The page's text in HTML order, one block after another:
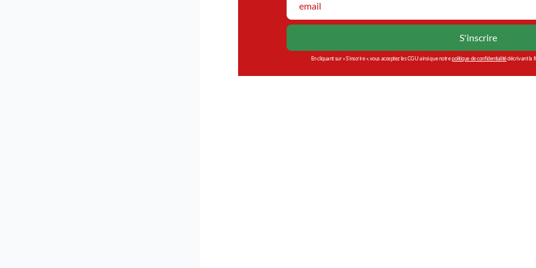
En cliquant sur « S’inscrire », vous acceptez les CGU ainsi que notrepolitique de confidentialitédécrivant la